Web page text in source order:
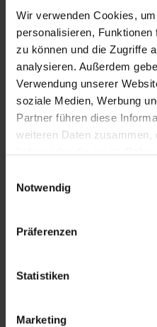
Wir verwenden Cookies,
personalisieren,
zu können und die Zugriffe
analysieren. Außerdem
Verwendung unserer
soziale Medien, Werbung
Partner führen diese
weiteren Daten zusammen,
haben oder die sie im
Notwendig
Präferenzen
Statistiken
Marketing
Flexibilität für die perfekte
Nackenmuskulatur: Die
oberhalb der Lehne leicht
bietet sie für Niedrig- oder